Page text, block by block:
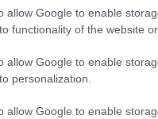
allow Google to enable
functionality of the website or
allow Google to enable
personalization.
allow Google to enable
a nagyot hibázó
megérdemelték volna
a visszakapaszkodást emelte ki,